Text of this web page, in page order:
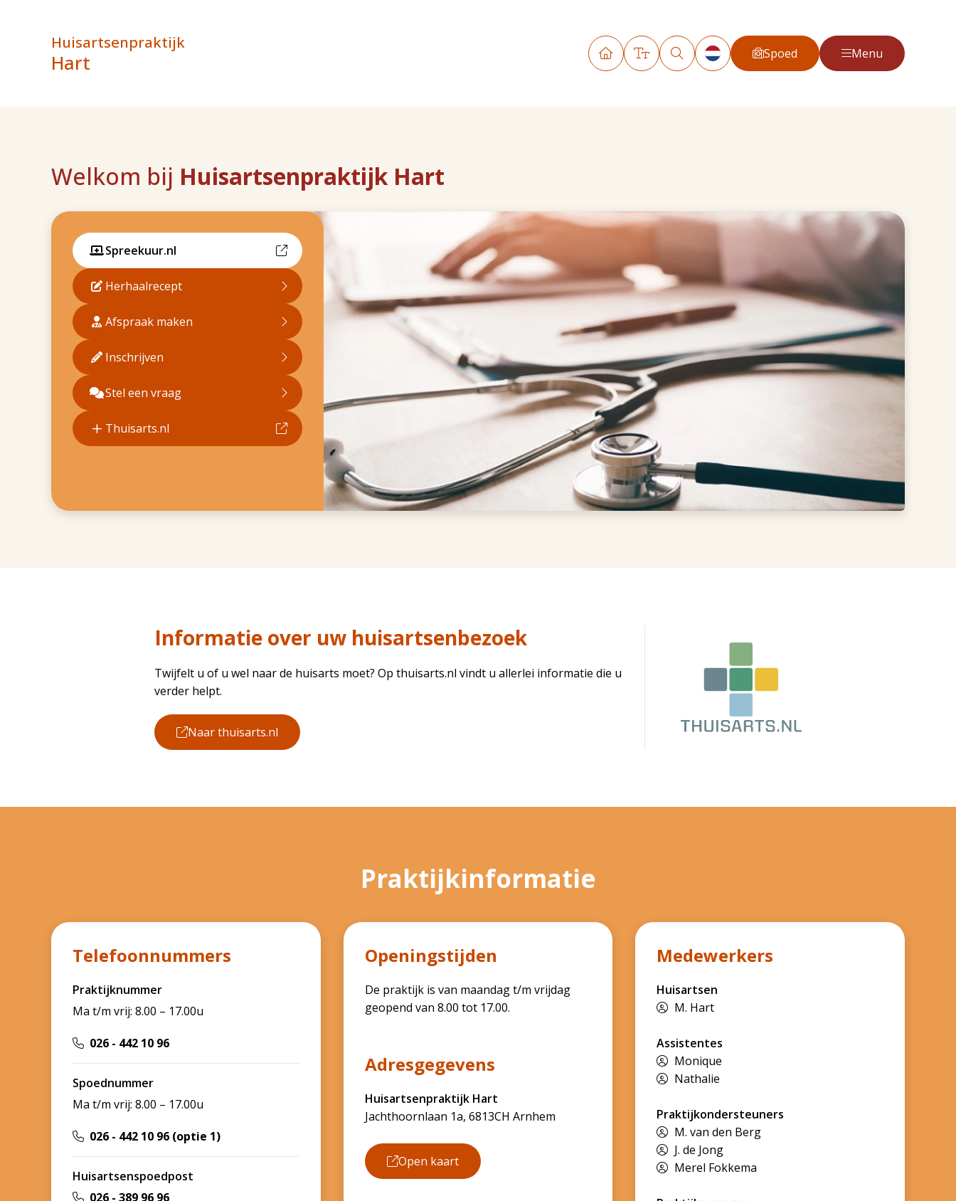
Huisartsenpraktijk
Hart Spoed Menu
Welkom bij Huisartsenpraktijk Hart
Spreekuur.nl
Herhaalrecept
Afspraak maken
Inschrijven
Stel een vraag
Thuisarts.nl
Informatie over uw huisartsenbezoek
Twijfelt u of u wel naar de huisarts moet? Op thuisarts.nl vindt u allerlei informatie die u
verder helpt.
Naar thuisarts.nl
Praktijkinformatie
Telefoonnummers
Praktijknummer
Ma t/m vrij: 8.00 – 17.00u
026 - 442 10 96
Spoednummer
Ma t/m vrij: 8.00 – 17.00u
026 - 442 10 96 (optie 1)
Huisartsenspoedpost
026 - 389 96 96
Openingstijden
De praktijk is van maandag t/m vrijdag
geopend van 8.00 tot 17.00.
Adresgegevens
Huisartsenpraktijk Hart
Jachthoornlaan 1a, 6813CH Arnhem
Open kaart
Medewerkers
Huisartsen
M. Hart
Assistentes
Monique
Nathalie
Praktijkondersteuners
M. van den Berg
J. de Jong
Merel Fokkema